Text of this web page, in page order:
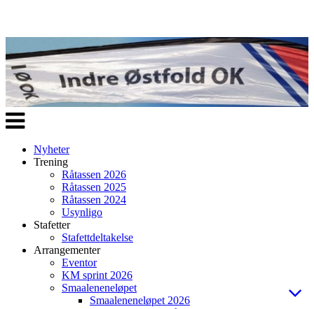
Veksle
navigasjon
Nyheter
Trening
Råtassen 2026
Råtassen 2025
Råtassen 2024
Usynligo
Stafetter
Stafettdeltakelse
Arrangementer
Eventor
KM sprint 2026
Smaaleneneløpet
Smaaleneneløpet 2026